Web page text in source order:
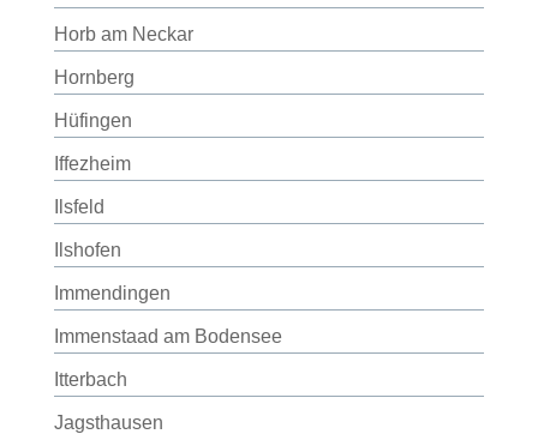
Horb am Neckar
Hornberg
Hüfingen
Iffezheim
Ilsfeld
Ilshofen
Immendingen
Immenstaad am Bodensee
Itterbach
Jagsthausen